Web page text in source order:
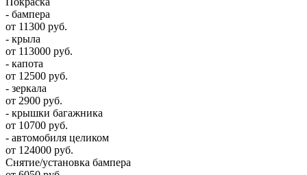
- бампера
от 11300 руб.
- крыла
от 113000 руб.
- капота
от 12500 руб.
- зеркала
от 2900 руб.
- крышки багажника
от 10700 руб.
- автомобиля целиком
от 124000 руб.
Снятие/установка бампера